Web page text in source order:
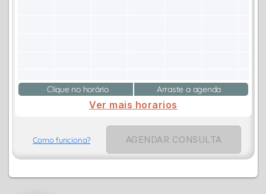
Clique no horário Arraste a agenda
Ver mais horarios
Como funciona? AGENDAR CONSULTA